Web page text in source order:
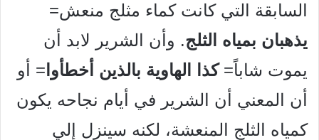
السابقة التي كانت كماء مثلج منعش=
يذهبان بمياه الثلج. وأن الشرير لابد أن
يموت شاباً=كذا الهاوية بالذين أخطأوا = أو
أن المعني أن الشرير في أيام نجاحه يكون
كمياه الثلج المنعشة، لكنه سينزل إلي